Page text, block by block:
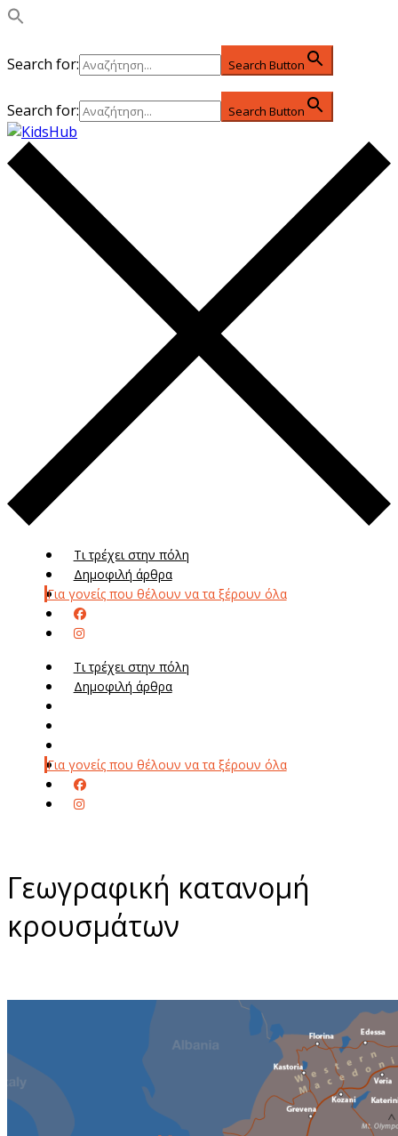
Search for: Search Button
Search for: Search Button
Τι τρέχει στην πόλη
Δημοφιλή άρθρα
Για γονείς που θέλουν να τα ξέρουν όλα
Τι τρέχει στην πόλη
Δημοφιλή άρθρα
Για γονείς που θέλουν να τα ξέρουν όλα
Γεωγραφική κατανομή
κρουσμάτων